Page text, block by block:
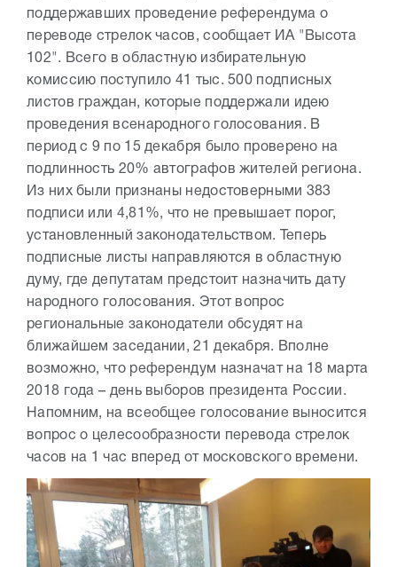
поддержавших проведение референдума о
переводе стрелок часов, сообщает ИА "Высота
102". Всего в областную избирательную
комиссию поступило 41 тыс. 500 подписных
листов граждан, которые поддержали идею
проведения всенародного голосования. В
период с 9 по 15 декабря было проверено на
подлинность 20% автографов жителей региона.
Из них были признаны недостоверными 383
подписи или 4,81%, что не превышает порог,
установленный законодательством. Теперь
подписные листы направляются в областную
думу, где депутатам предстоит назначить дату
народного голосования. Этот вопрос
региональные законодатели обсудят на
ближайшем заседании, 21 декабря. Вполне
возможно, что референдум назначат на 18 марта
2018 года – день выборов президента России.
Напомним, на всеобщее голосование выносится
вопрос о целесообразности перевода стрелок
часов на 1 час вперед от московского времени.